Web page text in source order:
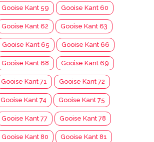
Gooise Kant 59 Gooise Kant 60
Gooise Kant 62 Gooise Kant 63
Gooise Kant 65 Gooise Kant 66
Gooise Kant 68 Gooise Kant 69
Gooise Kant 71 Gooise Kant 72
Gooise Kant 74 Gooise Kant 75
Gooise Kant 77 Gooise Kant 78
Gooise Kant 80 Gooise Kant 81